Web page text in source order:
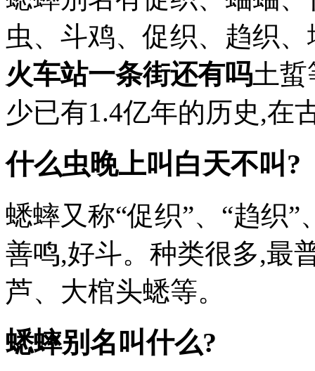
虫、斗鸡、促织、趋织
火车站一条街还有吗土
少已有1.4亿年的历史,在
什么虫晚上叫白天不叫?
蟋蟀又称“促织”、“趋织
善鸣,好斗。种类很多,最
芦、大棺头蟋等。
蟋蟀别名叫什么?